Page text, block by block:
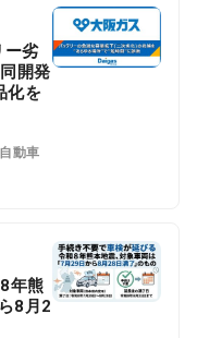
ー劣
開発
化を
動車
年熊
8月2